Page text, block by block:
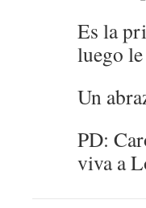
Es la
luego
Un
PD:
viva a